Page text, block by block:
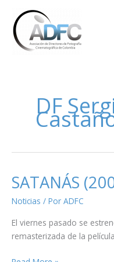
contenido
DF
SATANÁS
Noticias / Por ADFC
El viernes pasado se
remasterizada de la